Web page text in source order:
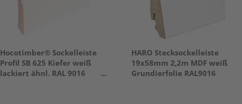
Hocotimber® Sockelleiste
Profil SB 625 Kiefer weiß
lackiert ähnl. RAL 9016
HARO Stecksockelleiste
19x58mm 2,2m MDF weiß
Grundierfolie RAL9016